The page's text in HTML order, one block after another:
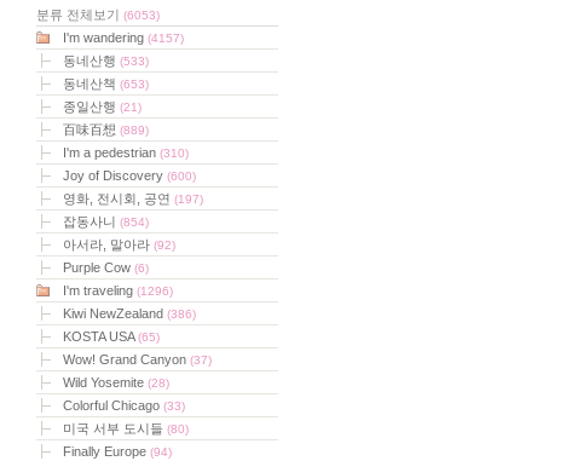
분류 전체보기 (6053)
I'm wandering (4157)
동네산행 (533)
동네산책 (653)
종일산행 (21)
百味百想 (889)
I'm a pedestrian (310)
Joy of Discovery (600)
영화, 전시회, 공연 (197)
잡동사니 (854)
아서라, 말아라 (92)
Purple Cow (6)
I'm traveling (1296)
Kiwi NewZealand (386)
KOSTA USA(65)
Wow! Grand Canyon (37)
Wild Yosemite (28)
Colorful Chicago (33)
미국 서부 도시들 (80)
Finally Europe (94)